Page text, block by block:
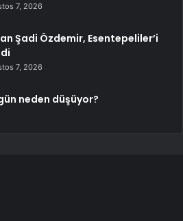
7, 2026
Şadi Özdemir, Esentepeliler’i
7, 2026
neden düşüyor?